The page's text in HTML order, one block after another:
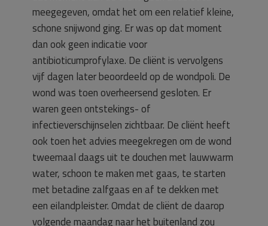
meegegeven, omdat het om een relatief kleine,
schone snijwond ging. Er was op dat moment
dan ook geen indicatie voor
antibioticumprofylaxe. De cliënt is vervolgens
vijf dagen later beoordeeld op de wondpoli. De
wond was toen overheersend gesloten. Er
waren geen ontstekings- of
infectieverschijnselen zichtbaar. De cliënt heeft
ook toen het advies meegekregen om de wond
tweemaal daags uit te douchen met lauwwarm
water, schoon te maken met gaas, te starten
met betadine zalfgaas en af te dekken met
een eilandpleister. Omdat de cliënt de daarop
volgende maandag naar het buitenland zou